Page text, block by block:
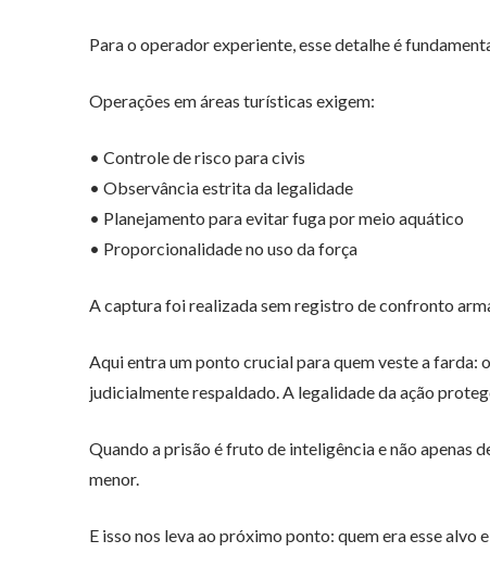
Para o operador experiente, esse detalhe é
Operações em áreas turísticas exigem:
• Controle de risco para civis
• Observância estrita da legalidade
• Planejamento para evitar fuga por meio aquático
• Proporcionalidade no uso da força
A captura foi realizada sem registro de confronto
Aqui entra um ponto crucial para quem veste a
judicialmente respaldado. A legalidade da ação
Quando a prisão é fruto de inteligência e não
menor.
E isso nos leva ao próximo ponto: quem era esse alvo